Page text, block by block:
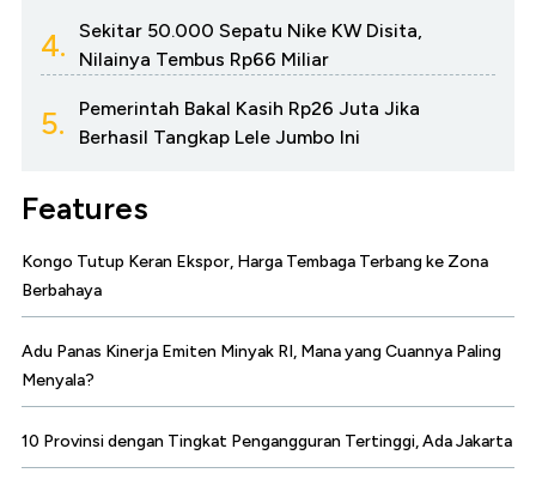
4.
Sekitar 50.000 Sepatu Nike KW Disita,
Nilainya Tembus Rp66 Miliar
5.
Pemerintah Bakal Kasih Rp26 Juta Jika
Berhasil Tangkap Lele Jumbo Ini
Features
Kongo Tutup Keran Ekspor, Harga Tembaga Terbang ke Zona
Berbahaya
Adu Panas Kinerja Emiten Minyak RI, Mana yang Cuannya Paling
Menyala?
10 Provinsi dengan Tingkat Pengangguran Tertinggi, Ada Jakarta